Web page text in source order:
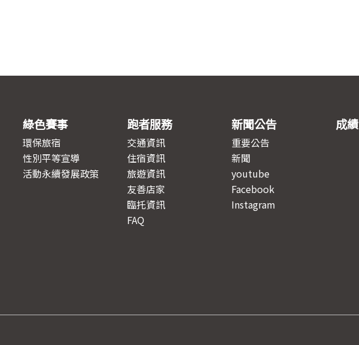
綠色賽事
環保旅宿
性別平等宣導
活動永續發展政策
跑者服務
交通資訊
住宿資訊
旅遊資訊
友善店家
臨托資訊
FAQ
新聞公告
重要公告
新聞
youtube
Facebook
Instagram
成